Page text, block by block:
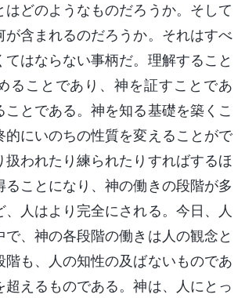
はどのようなものだろうか。そして
が含まれるのだろうか。それはすべ
てはならない事柄だ。理解すること
ることであり、神を証すことであ
ことである。神を知る基礎を築くこ
的にいのちの性質を変えることがで
扱われたり練られたりすればするほ
ることになり、神の働きの段階が多
、人はより完全にされる。今日、人
で、神の各段階の働きは人の観念と
階も、人の知性の及ばないものであ
超えるものである。神は、人にとっ